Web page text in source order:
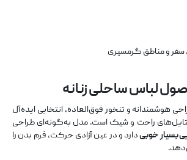
سفر و مناطق گرمسیری
لباس ساحلی زنانه
هوشمندانه و تنخور فوق‌العاده، انتخابی ایده‌آل
راحت و شیک است. مدل به‌گونه‌ای طراحی
بسیار خوبیدارد و در عین آزادی حرکت، فرم بدن را